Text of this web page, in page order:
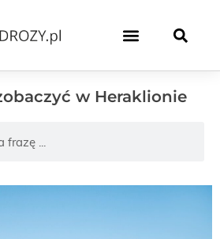
w Heraklionie